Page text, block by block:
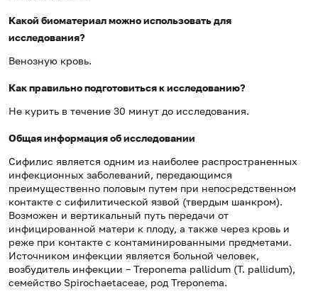
Какой биоматериал можно использовать для
исследования?
Венозную кровь.
Как правильно подготовиться к исследованию?
Не курить в течение 30 минут до исследования.
Общая информация об исследовании
Сифилис является одним из наиболее распространенных
инфекционных заболеваний, передающимся
преимущественно половым путем при непосредственном
контакте с сифилитической язвой (твердым шанкром).
Возможен и вертикальный путь передачи от
инфицированной матери к плоду, а также через кровь и
реже при контакте с контаминированными предметами.
Источником инфекции является больной человек,
возбудитель инфекции – Treponema pallidum (T. pallidum),
семейство Spirochaetaceae, род Treponema.